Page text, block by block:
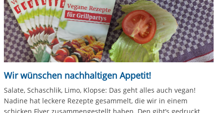
Wir wünschen nachhaltigen Appetit!
Salate, Schaschlik, Limo, Klopse: Das geht alles auch vegan!
Nadine hat leckere Rezepte gesammelt, die wir in einem